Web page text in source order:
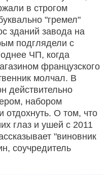
в строгом
"гремел"
зданий завода на
подглядели с
ЧП, когда
французского
молчал. В
действительно
набором
отдохнуть. О том, что
глаз и ушей с 2011
"виновник
соучредитель